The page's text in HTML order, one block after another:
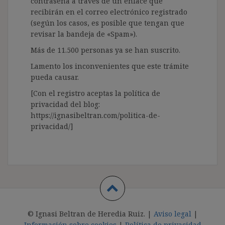
recibirán en el correo electrónico registrado
(según los casos, es posible que tengan que
revisar la bandeja de «Spam»).
Más de 11.500 personas ya se han suscrito.
Lamento los inconvenientes que este trámite
pueda causar.
[Con el registro aceptas la política de
privacidad del blog:
https://ignasibeltran.com/politica-de-
privacidad/]
© Ignasi Beltran de Heredia Ruiz. | Aviso legal |